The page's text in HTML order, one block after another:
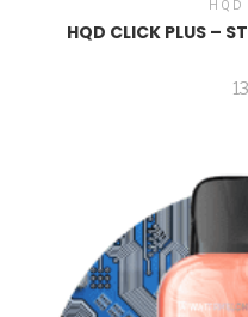
HQD CLICK PLUS –